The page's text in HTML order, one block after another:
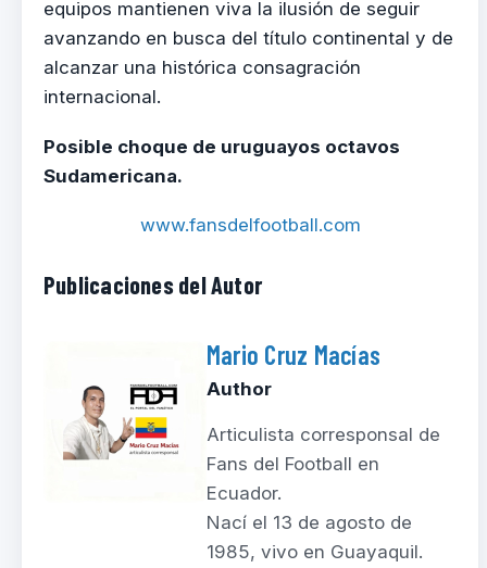
equipos mantienen viva la ilusión de seguir
avanzando en busca del título continental y de
alcanzar una histórica consagración
internacional.
Posible choque de uruguayos octavos
Sudamericana.
www.fansdelfootball.com
Publicaciones del Autor
Mario Cruz Macías
Author
Articulista corresponsal de
Fans del Football en
Ecuador.
Nací el 13 de agosto de
1985, vivo en Guayaquil.